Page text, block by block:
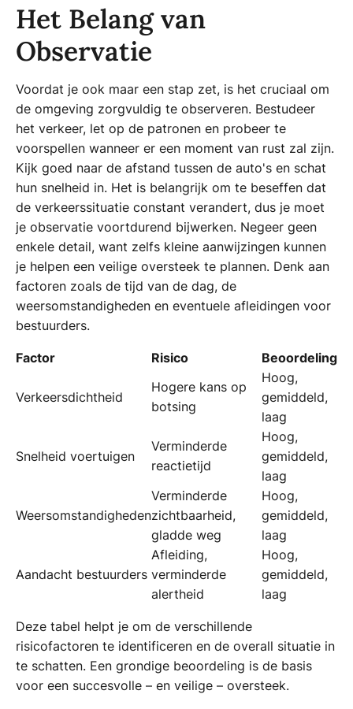
Het Belang van
Observatie
Voordat je ook maar een stap zet, is het cruciaal om
de omgeving zorgvuldig te observeren. Bestudeer
het verkeer, let op de patronen en probeer te
voorspellen wanneer er een moment van rust zal zijn.
Kijk goed naar de afstand tussen de auto's en schat
hun snelheid in. Het is belangrijk om te beseffen dat
de verkeerssituatie constant verandert, dus je moet
je observatie voortdurend bijwerken. Negeer geen
enkele detail, want zelfs kleine aanwijzingen kunnen
je helpen een veilige oversteek te plannen. Denk aan
factoren zoals de tijd van de dag, de
weersomstandigheden en eventuele afleidingen voor
bestuurders.
Factor Risico Beoordeling
Verkeersdichtheid
Hogere kans op
botsing
Hoog,
gemiddeld,
laag
Snelheid voertuigen
Verminderde
reactietijd
Hoog,
gemiddeld,
laag
Weersomstandigheden
Verminderde
zichtbaarheid,
gladde weg
Hoog,
gemiddeld,
laag
Aandacht bestuurders
Afleiding,
verminderde
alertheid
Hoog,
gemiddeld,
laag
Deze tabel helpt je om de verschillende
risicofactoren te identificeren en de overall situatie in
te schatten. Een grondige beoordeling is de basis
voor een succesvolle – en veilige – oversteek.